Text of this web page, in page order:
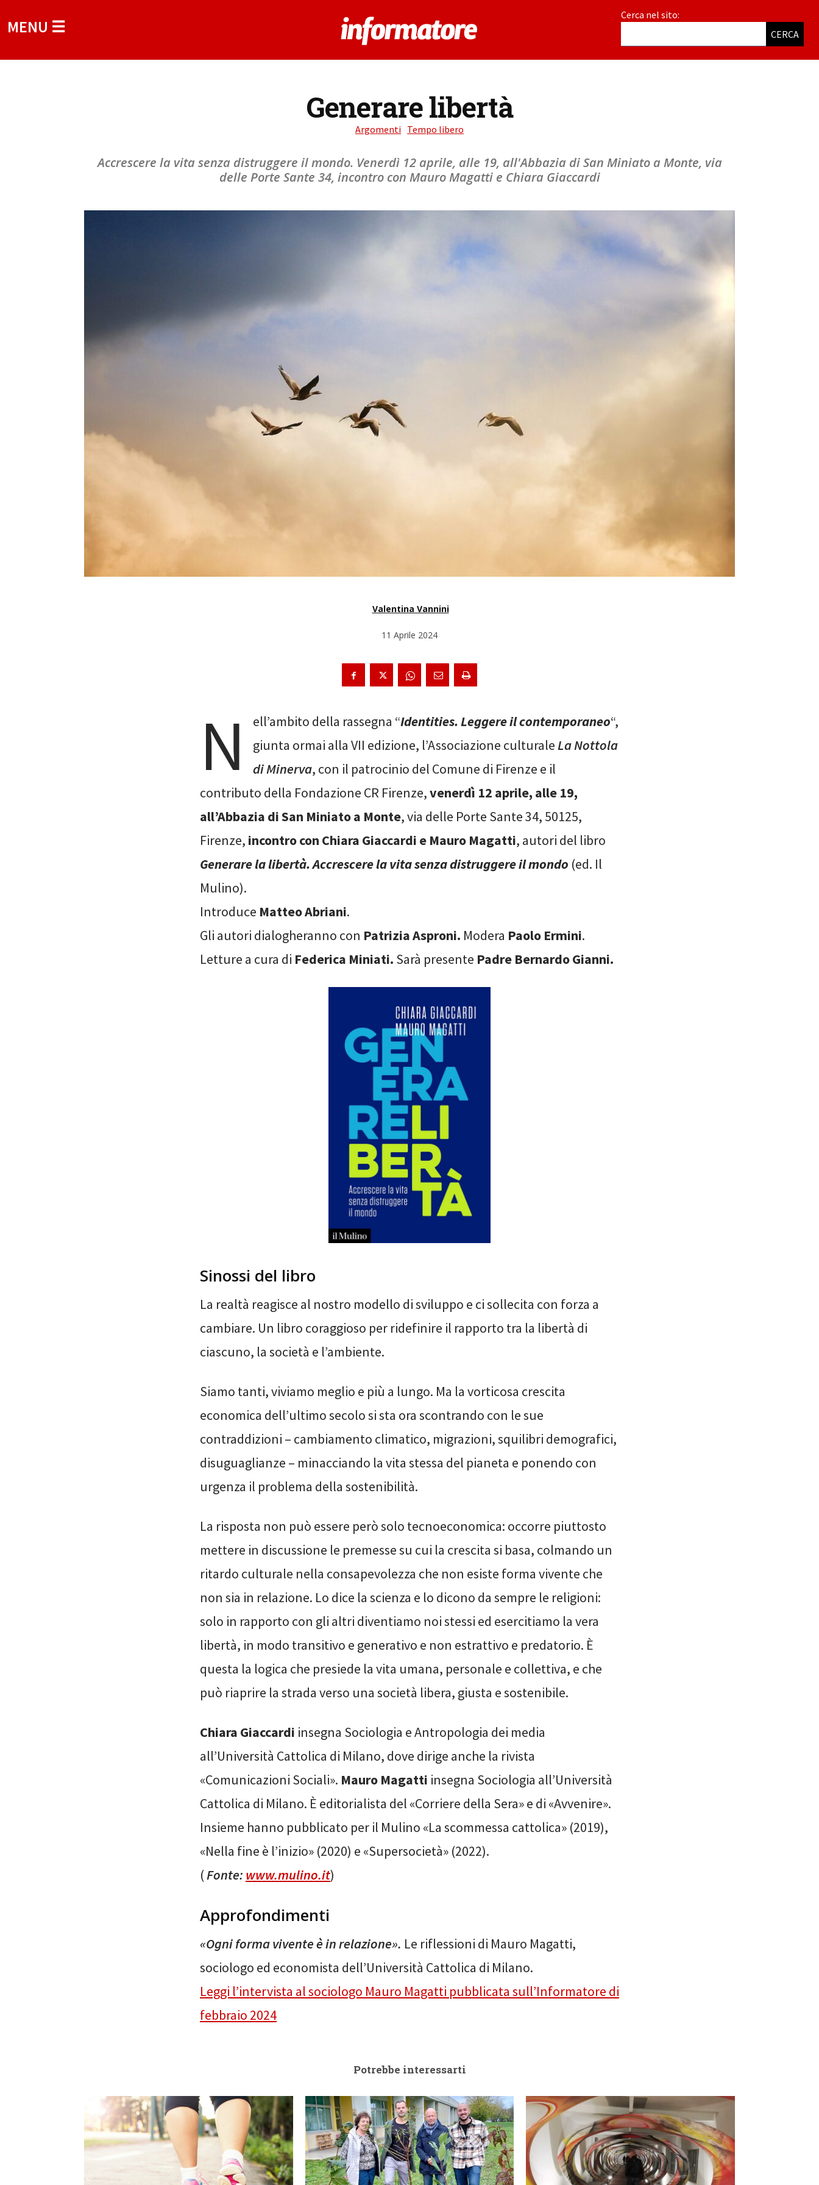
MENU ☰
Cerca nel sito:
CERCA
Generare libertà
Argomenti Tempo libero
Accrescere la vita senza distruggere il mondo. Venerdì 12 aprile, alle 19, all'Abbazia di San Miniato a Monte, via
delle Porte Sante 34, incontro con Mauro Magatti e Chiara Giaccardi
Valentina Vannini
11 Aprile 2024
N ell’ambito della rassegna “Identities. Leggere il contemporaneo“,
giunta ormai alla VII edizione, l’Associazione culturaleLa Nottola
di Minerva, con il patrocinio del Comune di Firenze e il
contributo della Fondazione CR Firenze,venerdì 12 aprile, alle 19,
all’Abbazia di San Miniato a Monte, via delle Porte Sante 34, 50125,
Firenze, incontro con Chiara Giaccardi e Mauro Magatti, autori del libro
Generare la libertà. Accrescere la vita senza distruggere il mondo (ed. Il
Mulino).
Introduce Matteo Abriani.
Gli autori dialogheranno con Patrizia Asproni. Modera Paolo Ermini.
Letture a cura di Federica Miniati. Sarà presente Padre Bernardo Gianni.
Sinossi del libro
La realtà reagisce al nostro modello di sviluppo e ci sollecita con forza a
cambiare. Un libro coraggioso per ridefinire il rapporto tra la libertà di
ciascuno, la società e l’ambiente.
Siamo tanti, viviamo meglio e più a lungo. Ma la vorticosa crescita
economica dell’ultimo secolo si sta ora scontrando con le sue
contraddizioni – cambiamento climatico, migrazioni, squilibri demografici,
disuguaglianze – minacciando la vita stessa del pianeta e ponendo con
urgenza il problema della sostenibilità.
La risposta non può essere però solo tecnoeconomica: occorre piuttosto
mettere in discussione le premesse su cui la crescita si basa, colmando un
ritardo culturale nella consapevolezza che non esiste forma vivente che
non sia in relazione. Lo dice la scienza e lo dicono da sempre le religioni:
solo in rapporto con gli altri diventiamo noi stessi ed esercitiamo la vera
libertà, in modo transitivo e generativo e non estrattivo e predatorio. È
questa la logica che presiede la vita umana, personale e collettiva, e che
può riaprire la strada verso una società libera, giusta e sostenibile.
Chiara Giaccardi insegna Sociologia e Antropologia dei media
all’Università Cattolica di Milano, dove dirige anche la rivista
«Comunicazioni Sociali». Mauro Magatti insegna Sociologia all’Università
Cattolica di Milano. È editorialista del «Corriere della Sera» e di «Avvenire».
Insieme hanno pubblicato per il Mulino «La scommessa cattolica» (2019),
«Nella fine è l’inizio» (2020) e «Supersocietà» (2022).
(Fonte: www.mulino.it)
Approfondimenti
«Ogni forma vivente è in relazione». Le riflessioni di Mauro Magatti,
sociologo ed economista dell’Università Cattolica di Milano.
Leggi l’intervista al sociologo Mauro Magatti pubblicata sull’Informatore di
febbraio 2024
Potrebbe interessarti